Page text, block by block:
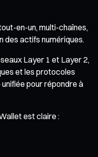
en-un, multi-chaînes,
des actifs numériques.
Layer 1 et Layer 2,
et les protocoles
pour répondre à
est claire :